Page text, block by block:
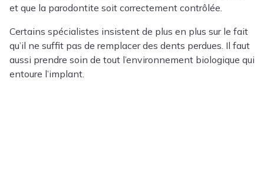
et que la parodontite soit correctement contrôlée.
Certains spécialistes insistent de plus en plus sur le fait
qu’il ne suffit pas de remplacer des dents perdues. Il faut
aussi prendre soin de tout l’environnement biologique qui
entoure l’implant.